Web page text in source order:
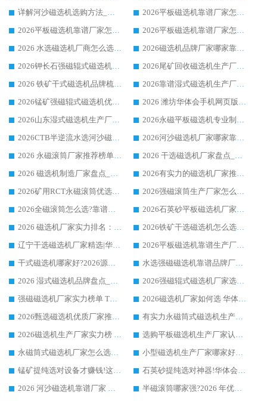
详解河沙磁选机选购方法_除铁器品牌及华体会手机网页版-华体会(中国) 企业解析
2026平板磁选机靠谱厂家怎么选？华体会手机网页版-华体会(中国) 凭硬实力甄选合作品牌
2026平板磁选机靠谱厂家怎么选？华体会手机网页版-华体会(中国) 凭硬实力甄选合作品牌
2026平板磁选机靠谱厂家怎么选？华体会手机网页版-华体会(中国) 凭硬实力甄选合作品牌
2026 水选磁选机厂商怎么选 潍坊华体会手机网页版-华体会(中国) 技术实力强
2026磁选机品牌厂家哪家靠谱?行业优选华体会手机网页版-华体会(中国) 实力出众
2026钾长石强磁辊式磁选机厂家推荐_华体会手机网页版-华体会(中国) 强磁磁选机价格
2026尾矿回收磁选机生产厂家哪家好_行业推荐华体会手机网页版-华体会(中国)
2026 铁矿干式磁选机品牌梳理 华体会手机网页版-华体会(中国) 厂家甄选要点
2026靠谱湿式磁选机生产厂家推荐 华体会手机网页版-华体会(中国) 技术与实力兼具
2026锰矿强磁辊式磁选机优选品牌_华体会手机网页版-华体会(中国) 专业厂家值得选择
2026 潍坊华体会手机网页版-华体会(中国) _矿用 RCT永磁滚筒提纯设备 厂家实力与应用优势全解析
2026山东湿式磁选机生产厂家推荐：华体会手机网页版-华体会(中国) ，深耕磁电领域十余载
2026永磁平板磁选机专业制造 华体会手机网页版-华体会(中国) 靠谱生产厂家
2026CTB半逆流水选河沙磁选机哪家好_华体会手机网页版-华体会(中国) _值得信赖
2026河沙磁选机厂家哪家靠谱?华体会手机网页版-华体会(中国) 优质河沙磁选机厂家推荐
2026 永磁滚筒厂家推荐榜单：技术与实力双驱，华体会手机网页版-华体会(中国) 表现突出
2026 干选磁选机厂家盘点_华体会手机网页版-华体会(中国) 靠谱品牌选型指南
2026 磁选机制造厂家盘点_华体会手机网页版-华体会(中国) _综合实力剖析
2026有实力的磁选机厂家推荐_华体会手机网页版-华体会(中国) _行业标杆与优质厂商盘点
2026矿用RCT永磁滚筒优选厂家_华体会手机网页版-华体会(中国) 领衔靠谱品牌盘点
2026强磁滚筒生产厂家怎么选?行业口碑推荐华体会手机网页版-华体会(中国)
2026全磁滚筒怎么选?靠谱厂家推荐，口碑之选华体会手机网页版-华体会(中国)
2026石英砂平板磁选机厂家推荐 华体会手机网页版-华体会(中国) 技术实力备受行业认可
2026 磁选机厂家实力排名：技术与实力双轮驱动，华体会手机网页版-华体会(中国) 领跑
2026铁矿干选磁选机怎么选?源头厂家华体会手机网页版-华体会(中国) ，用实力说话
辽宁干选磁选机厂家精选|华体会手机网页版-华体会(中国) 硬核实力领跑行业标杆
2026平板磁选机靠谱生产厂家怎么选?行业标杆华体会手机网页版-华体会(中国) ，凭硬实力脱颖而出
干式磁选机哪家好?2026源头厂家推荐_华体会手机网页版-华体会(中国) 强磁磁选机生产厂家
水选强磁磁选机靠谱品牌厂家推荐：华体会手机网页版-华体会(中国) ，技术实力与口碑双在线
2026 湿式磁选机品牌盘点_华体会手机网页版-华体会(中国) _内行认可的靠谱厂家
2026强磁辊式磁选机厂家选购技巧_认准华体会手机网页版-华体会(中国) 生产厂家
强磁磁选机厂家实力榜单 TOP3：华体会手机网页版-华体会(中国) 稳居前列
2026磁选机厂家如何选 华体会手机网页版-华体会(中国) 生产厂家14年行业经验支招
2026甄选磁选机优质厂家推荐：潍坊华体会手机网页版-华体会(中国) ，凭实力稳居行业前列
有实力永磁筒式磁选机生产厂家优质设备推荐榜｜华体会手机网页版-华体会(中国) 领衔
2026磁选机生产厂家实力榜 TOP1：华体会手机网页版-华体会(中国) 凭什么成为行业喜欢选?
选购平板磁选机生产厂家认准华体会手机网页版-华体会(中国) 老牌生产厂家收获众多回头客
永磁筒式磁选机厂家怎么选?14 年老厂华体会手机网页版-华体会(中国) 凭实力出圈，这 5 大优势太圈粉
小型磁选机生产厂家哪家好?2026 年实测推荐，华体会手机网页版-华体会(中国) 十年口碑厂值得闭眼入
锰矿提纯选对设备才赚钱!这家临朐厂家的强磁辊磁选机凭啥成行业标杆?
石英砂提纯选对神器!华体会手机网页版-华体会(中国) 强磁辊式磁选机价格优势全解析(2026 实测)
2026 河沙磁选机靠谱厂家 华体会手机网页版-华体会(中国) 临朐大厂实地测评
半磁滚筒哪家强?2026 年优质厂家推荐，华体会手机网页版-华体会(中国) 为什么能领跑行业